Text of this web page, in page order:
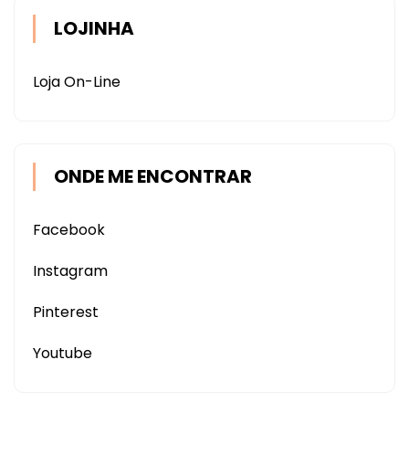
LOJINHA
Loja On-Line
ONDE ME ENCONTRAR
Facebook
Instagram
Pinterest
Youtube